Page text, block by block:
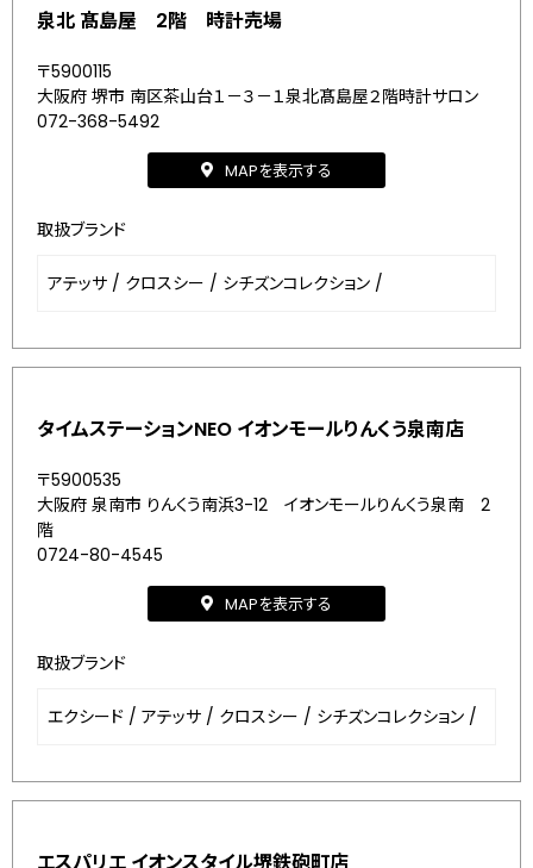
泉北 髙島屋 2階 時計売場
〒5900115
大阪府 堺市 南区茶山台１－３－１泉北髙島屋２階時計サロン
072-368-5492
MAPを表示する
取扱ブランド
アテッサ / クロスシー / シチズンコレクション /
タイムステーションNEO イオンモールりんくう泉南店
〒5900535
大阪府 泉南市 りんくう南浜3-12 イオンモールりんくう泉南 2
階
0724-80-4545
MAPを表示する
取扱ブランド
エクシード / アテッサ / クロスシー / シチズンコレクション /